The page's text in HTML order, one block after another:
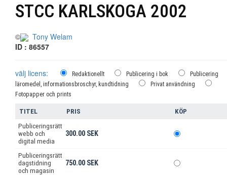
STCC KARLSKOGA 2002
©
Tony Welam
ID : 86557
välj licens: Redaktionellt Publicering i bok
Publicering
läromedel, informationsbroschyr, kundtidning
Privat användning
Fotopapper och prints
TITEL PRIS
KÖP
Publiceringsrätt
webb och
digital media
300.00 SEK
Publiceringsrätt
dagstidning
och magasin
750.00 SEK